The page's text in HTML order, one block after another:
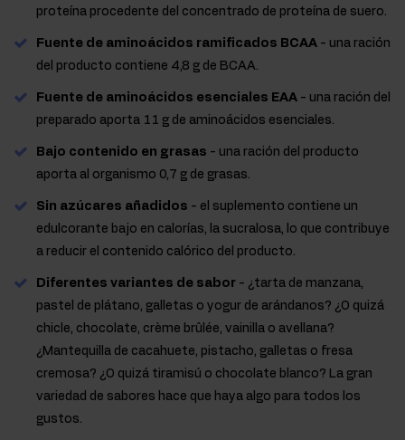
proteína procedente del concentrado de proteína de suero.
Fuente de aminoácidos ramificados BCAA - una ración
del producto contiene 4,8 g de BCAA.
Fuente de aminoácidos esenciales EAA - una ración del
preparado aporta 11 g de aminoácidos esenciales.
Bajo contenido en grasas - una ración del producto
aporta al organismo 0,7 g de grasas.
Sin azúcares añadidos - el suplemento contiene un
edulcorante bajo en calorías, la sucralosa, lo que contribuye
a reducir el contenido calórico del producto.
Diferentes variantes de sabor - ¿tarta de manzana,
pastel de plátano, galletas o yogur de arándanos? ¿O quizá
chicle, chocolate, crème brûlée, vainilla o avellana?
¿Mantequilla de cacahuete, pistacho, galletas o fresa
cremosa? ¿O quizá tiramisú o chocolate blanco? La gran
variedad de sabores hace que haya algo para todos los
gustos.